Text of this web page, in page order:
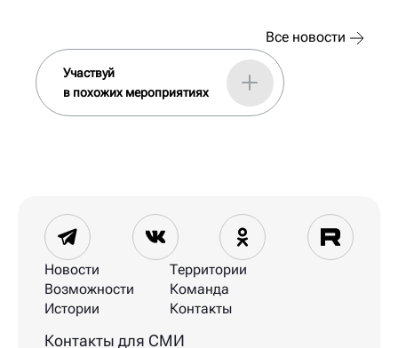
Все новости
Участвуй
в похожих мероприятиях
Контакты для СМИ
Новости
Возможности
Истории
Территории
Команда
Контакты